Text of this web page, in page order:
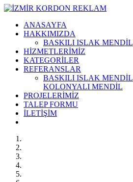
ANASAYFA
HAKKIMIZDA
BASKILI ISLAK MENDİL
HİZMETLERİMİZ
KATEGORİLER
REFERANSLAR
BASKILI ISLAK MENDİL
KOLONYALI MENDİL
PROJELERİMİZ
TALEP FORMU
İLETİŞİM